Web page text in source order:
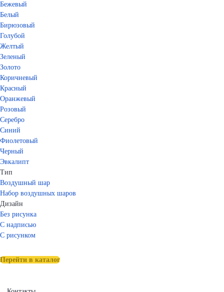
Бежевый
Белый
Бирюзовый
Голубой
Желтый
Зеленый
Золото
Коричневый
Красный
Оранжевый
Розовый
Серебро
Синий
Фиолетовый
Черный
Эвкалипт
Тип
Воздушный шар
Набор воздушных шаров
Дизайн
Без рисунка
С надписью
С рисунком
Перейти в каталог